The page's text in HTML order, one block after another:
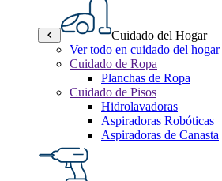
Cuidado del Hogar
Ver todo en cuidado del hogar
Cuidado de Ropa
Planchas de Ropa
Cuidado de Pisos
Hidrolavadoras
Aspiradoras Robóticas
Aspiradoras de Canasta